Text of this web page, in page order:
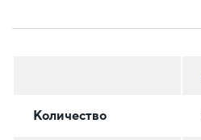
Количество